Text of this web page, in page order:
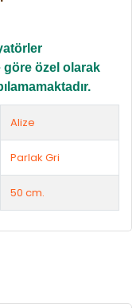
özel olarak
Alize
Parlak Gri
50 cm.